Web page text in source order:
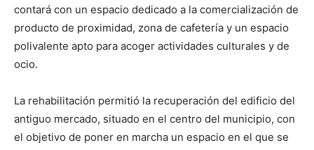
contará con un espacio dedicado a la comercialización de
producto de proximidad, zona de cafetería y un espacio
polivalente apto para acoger actividades culturales y de
ocio.
La rehabilitación permitió la recuperación del edificio del
antiguo mercado, situado en el centro del municipio, con
el objetivo de poner en marcha un espacio en el que se